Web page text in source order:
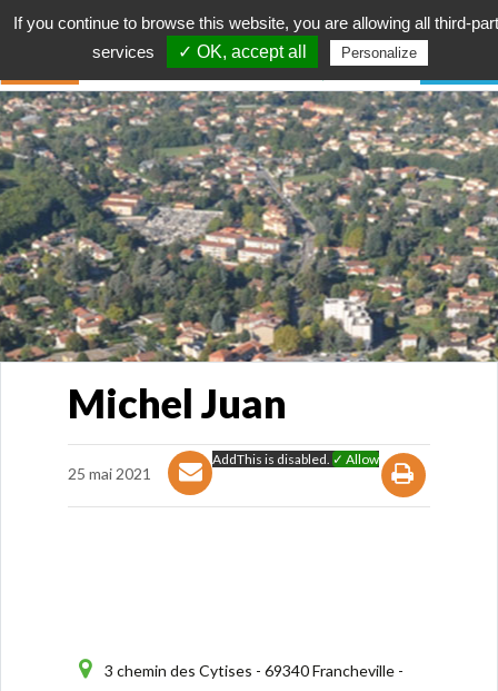
Michel Juan
25 mai 2021
AddThis is disabled. ✓ Allow
3 chemin des Cytises - 69340 Francheville -
If you continue to browse this website, you are allowing all third-
services
✓ OK, accept all Personalize